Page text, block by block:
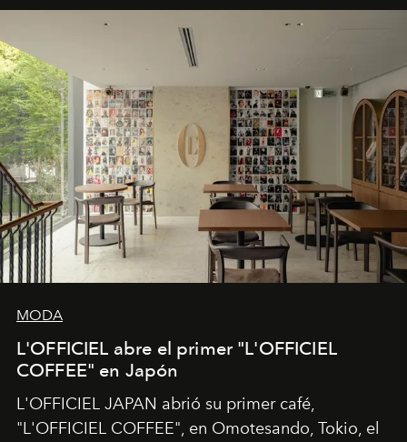
MODA
L'OFFICIEL abre el primer "L'OFFICIEL
COFFEE" en Japón
L'OFFICIEL JAPAN abrió su primer café,
"L'OFFICIEL COFFEE", en Omotesando, Tokio, el